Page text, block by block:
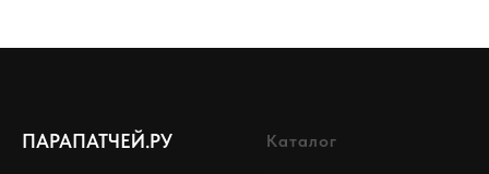
ПАРАПАТЧЕЙ.РУ
Каталог